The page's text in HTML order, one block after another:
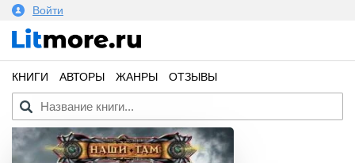
Войти
КНИГИ АВТОРЫ ЖАНРЫ ОТЗЫВЫ